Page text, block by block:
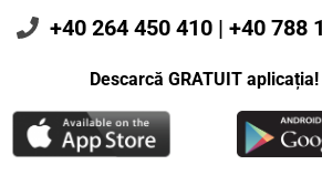
+40 264 450 410 | +40 788
Descarcă GRATUIT aplicația!